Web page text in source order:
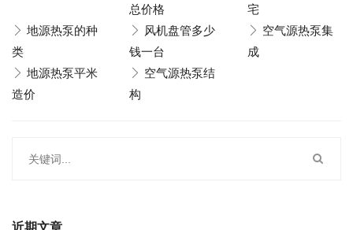
总价格
宅
地源热泵的种
类
风机盘管多少
钱一台
空气源热泵集
成
地源热泵平米
造价
空气源热泵结
构
近期文章